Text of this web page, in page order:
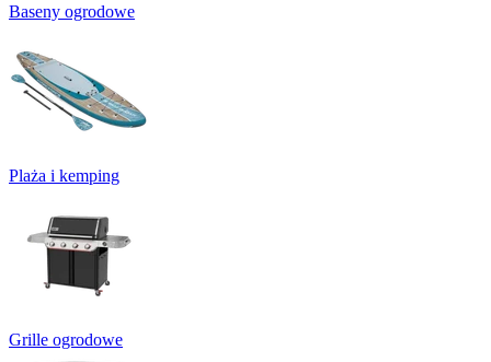
Baseny ogrodowe
Plaża i kemping
Grille ogrodowe